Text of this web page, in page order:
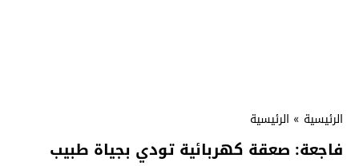
الرئيسية » الرئيسية
فاجعة: صعقة كهربائية تودي بجياة طبيب